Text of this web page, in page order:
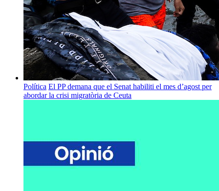
Política El PP demana que el Senat habiliti el mes d’agost per
abordar la crisi migratòria de Ceuta